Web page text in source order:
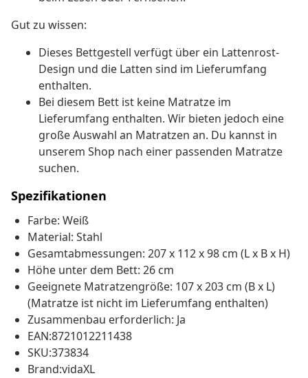
Gut zu wissen:
Dieses Bettgestell verfügt über ein Lattenrost-
Design und die Latten sind im Lieferumfang
enthalten.
Bei diesem Bett ist keine Matratze im
Lieferumfang enthalten. Wir bieten jedoch eine
große Auswahl an Matratzen an. Du kannst in
unserem Shop nach einer passenden Matratze
suchen.
Spezifikationen
Farbe: Weiß
Material: Stahl
Gesamtabmessungen: 207 x 112 x 98 cm (L x B x H)
Höhe unter dem Bett: 26 cm
Geeignete Matratzengröße: 107 x 203 cm (B x L)
(Matratze ist nicht im Lieferumfang enthalten)
Zusammenbau erforderlich: Ja
EAN:8721012211438
SKU:373834
Brand:vidaXL